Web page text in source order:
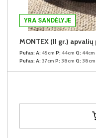
YRA SANDĖLYJE
Pufas: A: 45cm P: 44cm G: 44cm
Pufas: A: 37cm P: 38cm G: 38cm